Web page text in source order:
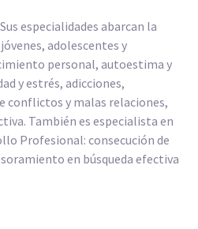
especialidades abarcan la
adolescentes y
personal, autoestima y
y estrés, adicciones,
y malas relaciones,
También es especialista en
Profesional: consecución de
en búsqueda efectiva